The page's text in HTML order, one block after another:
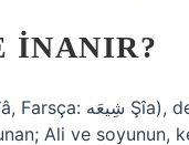
INANIR?
Ali ve soyunun,